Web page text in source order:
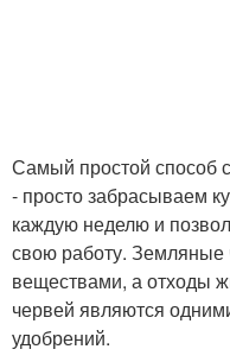
Самый простой способ
- просто забрасываем
каждую неделю и
свою работу. Земляные
веществами, а отходы
червей являются
удобрений.